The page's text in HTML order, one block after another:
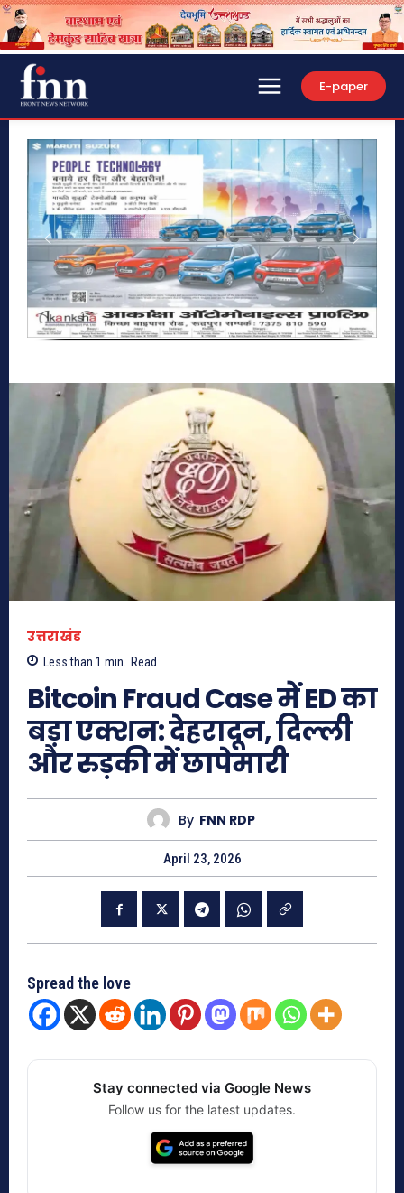
E-paper
उत्तराखंड
Less than 1 min. Read
Bitcoin Fraud Case में ED का
बड़ा एक्शन: देहरादून, दिल्ली
और रुड़की में छापेमारी
By FNN RDP
April 23, 2026
Spread the love
Stay connected via Google News
Follow us for the latest updates.